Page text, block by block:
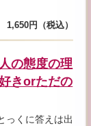
1,650円（税込）
の態度の理
きorただの
くに答えは出